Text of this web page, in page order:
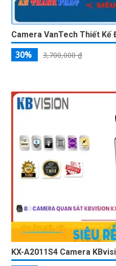
Camera VanTech Thiết Kế
30% 3,700,000 ₫
KX-A2011S4 Camera